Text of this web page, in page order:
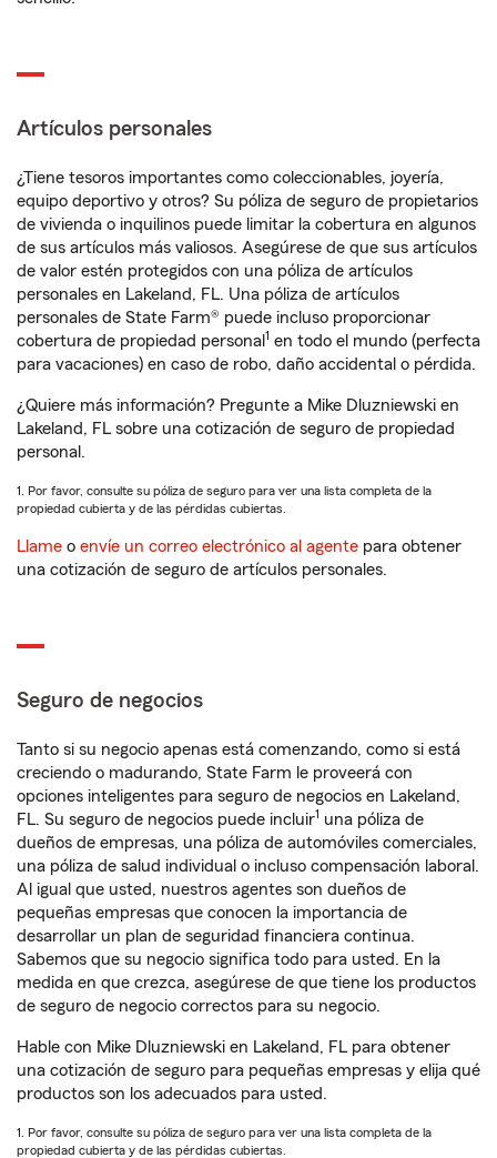
Artículos personales
¿Tiene tesoros importantes como coleccionables, joyería,
equipo deportivo y otros? Su póliza de seguro de propietarios
de vivienda o inquilinos puede limitar la cobertura en algunos
de sus artículos más valiosos. Asegúrese de que sus artículos
de valor estén protegidos con una póliza de artículos
personales en Lakeland, FL. Una póliza de artículos
personales de State Farm® puede incluso proporcionar
cobertura de propiedad personal 1 en todo el mundo (perfecta
para vacaciones) en caso de robo, daño accidental o pérdida.
¿Quiere más información? Pregunte a Mike Dluzniewski en
Lakeland, FL sobre una cotización de seguro de propiedad
personal.
1. Por favor, consulte su póliza de seguro para ver una lista completa de la
propiedad cubierta y de las pérdidas cubiertas.
Llame o envíe un correo electrónico al agente para obtener
una cotización de seguro de artículos personales.
Seguro de negocios
Tanto si su negocio apenas está comenzando, como si está
creciendo o madurando, State Farm le proveerá con
opciones inteligentes para seguro de negocios en Lakeland,
FL. Su seguro de negocios puede incluir1 una póliza de
dueños de empresas, una póliza de automóviles comerciales,
una póliza de salud individual o incluso compensación laboral.
Al igual que usted, nuestros agentes son dueños de
pequeñas empresas que conocen la importancia de
desarrollar un plan de seguridad financiera continua.
Sabemos que su negocio significa todo para usted. En la
medida en que crezca, asegúrese de que tiene los productos
de seguro de negocio correctos para su negocio.
Hable con Mike Dluzniewski en Lakeland, FL para obtener
una cotización de seguro para pequeñas empresas y elija qué
productos son los adecuados para usted.
1. Por favor, consulte su póliza de seguro para ver una lista completa de la
propiedad cubierta y de las pérdidas cubiertas.